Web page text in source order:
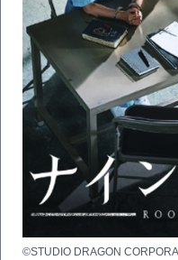
©STUDIO DRAGON